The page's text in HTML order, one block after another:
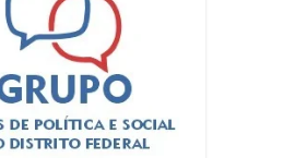
de rádio o
um papo com o
coordenador...